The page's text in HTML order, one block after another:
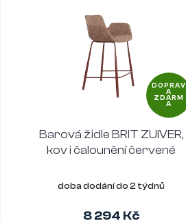
DOPRAV
A
ZDARM
A
Barová židle BRIT ZUIVER,
kov i čalounění červené
doba dodání do 2 týdnů
8 294 Kč